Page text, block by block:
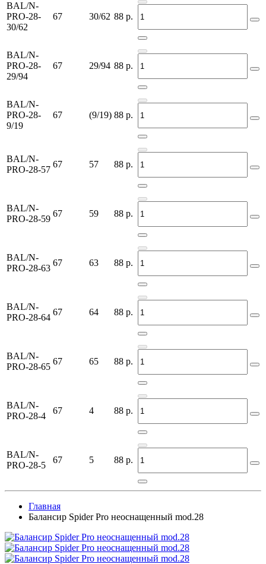
BAL/N-
PRO-28-
30/62
67 30/62 88 р.
BAL/N-
PRO-28-
29/94
67 29/94 88 р.
BAL/N-
PRO-28-
9/19
67 (9/19) 88 р.
BAL/N-
PRO-28-57
67 57 88 р.
BAL/N-
PRO-28-59
67 59 88 р.
BAL/N-
PRO-28-63
67 63 88 р.
BAL/N-
PRO-28-64
67 64 88 р.
BAL/N-
PRO-28-65
67 65 88 р.
BAL/N-
PRO-28-4
67 4 88 р.
BAL/N-
PRO-28-5
67 5 88 р.
Главная
Балансир Spider Pro неоснащенный mod.28